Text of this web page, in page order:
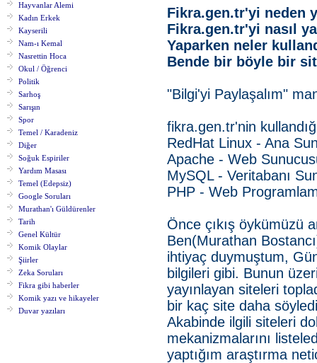
Hayvanlar Alemi
Kadın Erkek
Kayserili
Nam-ı Kemal
Nasrettin Hoca
Okul / Öğrenci
Politik
Sarhoş
Sarışın
Spor
Temel / Karadeniz
Diğer
Soğuk Espiriler
Yardım Masası
Temel (Edepsiz)
Google Soruları
Murathan'ı Güldürenler
Tarih
Genel Kültür
Komik Olaylar
Şiirler
Zeka Soruları
Fikra gibi haberler
Komik yazı ve hikayeler
Duvar yazıları
Fikra.gen.tr'yi neden
Fikra.gen.tr'yi nasıl
Yaparken neler
Bende bir böyle bir
"Bilgi'yi Paylaşalım"
fikra.gen.tr'nin
RedHat Linux - Ana
Apache - Web
MySQL - Veritabanı
PHP - Web
Önce çıkış öykümüzü
Ben(Murathan
ihtiyaç duymuştum,
bilgileri gibi. Bunun
yayınlayan siteleri
bir kaç site daha
Akabinde ilgili siteleri
mekanizmalarını
yaptığım araştırma